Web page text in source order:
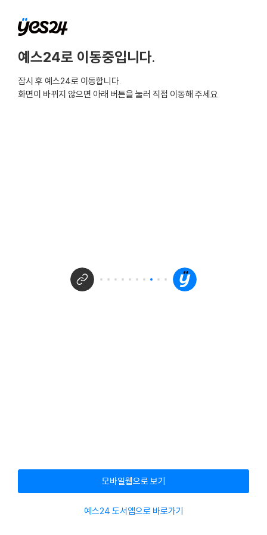
예스24로 이동중입니다.
잠시 후 예스24로 이동합니다.
화면이 바뀌지 않으면 아래 버튼을 눌러 직접 이동해 주세요.
모바일웹으로 보기
예스24 도서앱으로 바로가기